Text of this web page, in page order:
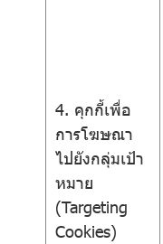
4. คุกกี้เพื่อ
การโฆษณา
ไปยังกลุ่มเป้า
หมาย
(Targeting
Cookies)